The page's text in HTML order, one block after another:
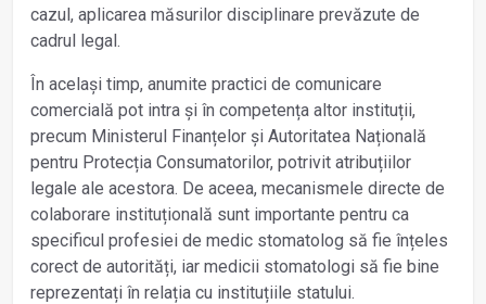
cazul, aplicarea măsurilor disciplinare prevăzute de
cadrul legal.
În același timp, anumite practici de comunicare
comercială pot intra și în competența altor instituții,
precum Ministerul Finanțelor și Autoritatea Națională
pentru Protecția Consumatorilor, potrivit atribuțiilor
legale ale acestora. De aceea, mecanismele directe de
colaborare instituțională sunt importante pentru ca
specificul profesiei de medic stomatolog să fie înțeles
corect de autorități, iar medicii stomatologi să fie bine
reprezentați în relația cu instituțiile statului.